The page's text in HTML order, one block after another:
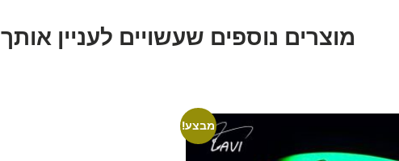
מוצרים נוספים שעשויים לעניין אותך
מבצע!